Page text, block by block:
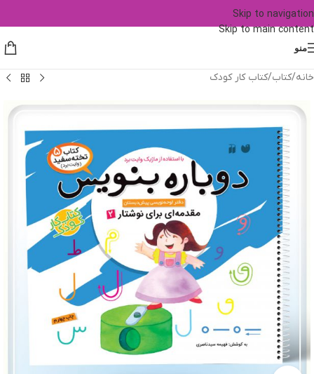
Skip to navigation
Skip to main content
منو
خانه/کتاب/کتاب کار کودک